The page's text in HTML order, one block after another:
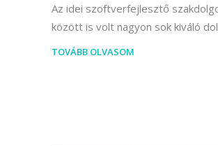
Az idei szoftverfejlesztő
között is volt nagyon sok kiváló
TOVÁBB OLVASOM